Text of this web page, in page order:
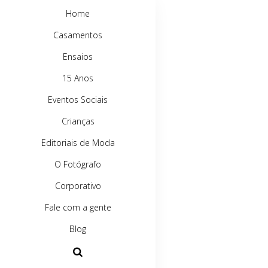
Home
Casamentos
Ensaios
15 Anos
Eventos Sociais
Crianças
Editoriais de Moda
O Fotógrafo
Corporativo
Fale com a gente
Blog